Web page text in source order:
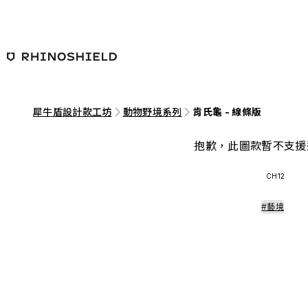
犀牛盾設計款工坊 動物野境系列 肯氏龜 - 線條版
抱歉，此圖款暫不支
CH12
#藝境